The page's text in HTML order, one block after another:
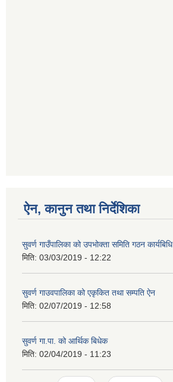
ऐन, कानुन तथा निर्देशिका
सुवर्ण गाउँपालिका को उपभोक्ता समिति गठन कार्यबिधि
मिति: 03/03/2019 - 12:22
सुवर्ण गाउवपालिका को एकृकित तथा सम्पति ऐन
मिति: 02/07/2019 - 12:58
सुवर्ण गा.पा. को आर्थिक बिधेक
मिति: 02/04/2019 - 11:23